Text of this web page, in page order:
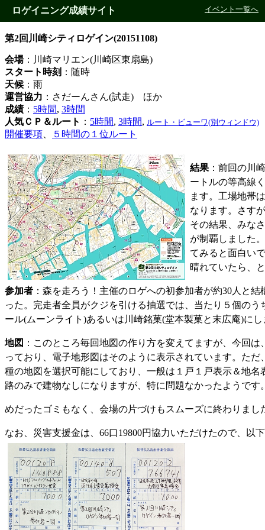
ロゲイニング成績サイト イベント一覧へ
第2回川崎シティロゲイン(20151108)
会場：川崎マリエン(川崎区東扇島)
スタート時刻 ：随時
天候 ：雨
運営協力 ：さだーんさん(試走) ほか
成績 ： 5時間, 3時間
人気ＣＰ＆ルート ： 5時間, 3時間, ルート・ビューワ(別ウィンドウ)
開催要項 ５時間の１位ルート
結果 ：前回の川
ートルの等高線
ます。工場地帯
なります。さす
その結果、みな
が制覇しました
てみると面白い
晴れていたら、
参加者 ：森を走ろう！主催のロゲへの初参加者が約30人と
った。完走者全員がクジを引ける抽選では、当たり５個の
ール(ムーンライト)あるいは川崎銘菓(堂本製菓と末広庵)に
地図 ：このところ毎回地図の作り方を変えてますが、今回
っており、電子地形図はそのように表示されています。た
種の地図を選択可能にしており、一般は１戸１戸表示＆地
路のみで建物なしになりますが、特に問題なかったようで
めだったゴミもなく、会場の片づけもスムーズに終わりま
なお、災害支援金は、66口19800円協力いただけたので、以